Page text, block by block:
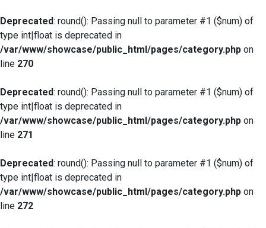
Deprecated: round(): Passing null to parameter #1 ($num) of
type int|float is deprecated in
/var/www/showcase/public_html/pages/category.php on
line 270
Deprecated: round(): Passing null to parameter #1 ($num) of
type int|float is deprecated in
/var/www/showcase/public_html/pages/category.php on
line 271
Deprecated: round(): Passing null to parameter #1 ($num) of
type int|float is deprecated in
/var/www/showcase/public_html/pages/category.php on
line 272